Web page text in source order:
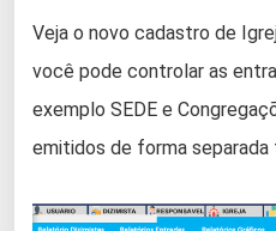
Veja o novo cadastro de
você pode controlar as
exemplo SEDE e
emitidos de forma separada